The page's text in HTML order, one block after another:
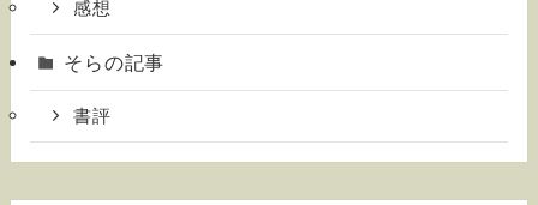
感想
そらの記事
書評